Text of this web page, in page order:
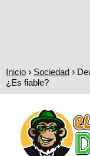
Inicio Sociedad
¿Es fiable?